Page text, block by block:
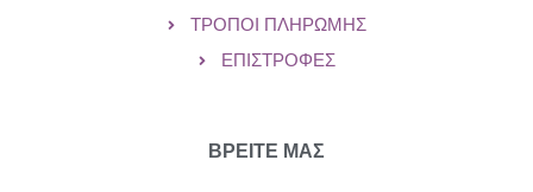
ΤΡΌΠΟΙ ΠΛΗΡΩΜΉΣ
ΕΠΙΣΤΡΟΦΈΣ
ΒΡΕΙΤΕ ΜΑΣ